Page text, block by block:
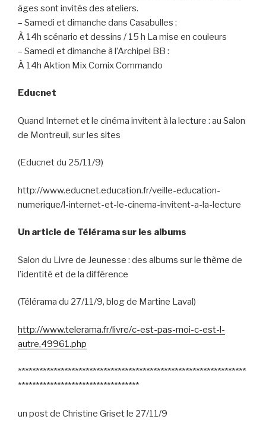
âges sont invités des ateliers.
– Samedi et dimanche dans Casabulles :
À 14h scénario et dessins / 15 h La mise en couleurs
– Samedi et dimanche à l’Archipel BB :
À 14h Aktion Mix Comix Commando
Educnet
Quand Internet et le cinéma invitent à la lecture : au Salon
de Montreuil, sur les sites
(Educnet du 25/11/9)
http://www.educnet.education.fr/veille-education-
numerique/l-internet-et-le-cinema-invitent-a-la-lecture
Un article de Télérama sur les albums
Salon du Livre de Jeunesse : des albums sur le thème de
l’identité et de la différence
(Télérama du 27/11/9, blog de Martine Laval)
http://www.telerama.fr/livre/c-est-pas-moi-c-est-l-
autre,49961.php
****************************************************************
**********************************
un post de Christine Griset le 27/11/9